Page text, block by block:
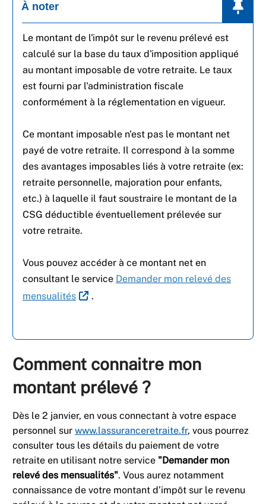
À noter
Le montant de l'impôt sur le revenu prélevé est
calculé sur la base du taux d'imposition appliqué
au montant imposable de votre retraite. Le taux
est fourni par l'administration fiscale
conformément à la réglementation en vigueur.
Ce montant imposable n'est pas le montant net
payé de votre retraite. Il correspond à la somme
des avantages imposables liés à votre retraite (ex:
retraite personnelle, majoration pour enfants,
etc.) à laquelle il faut soustraire le montant de la
CSG déductible éventuellement prélevée sur
votre retraite.
Vous pouvez accéder à ce montant net en
consultant le service Demander mon relevé des
mensualités
.
Comment connaitre mon
montant prélevé ?
Dès le 2 janvier, en vous connectant à votre espace
personnel sur www.lassuranceretraite.fr, vous pourrez
consulter tous les détails du paiement de votre
retraite en utilisant notre service "Demander mon
relevé des mensualités". Vous aurez notamment
connaissance de votre montant d’impôt sur le revenu